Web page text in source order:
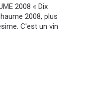
2008 « Dix
2008, plus
C'est un vin